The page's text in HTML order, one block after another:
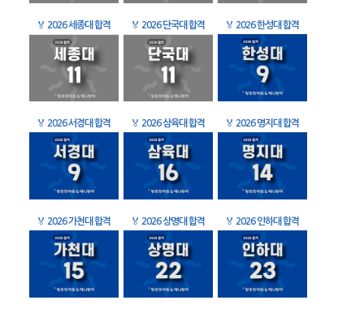
🏅 2026 세종대 합격 🏅 2026 단국대 합격 🏅 2026 한성대 합격
🏅 2026 서경대 합격 🏅 2026 삼육대 합격 🏅 2026 명지대 합격
🏅 2026 가천대 합격 🏅 2026 상명대 합격 🏅 2026 인하대 합격